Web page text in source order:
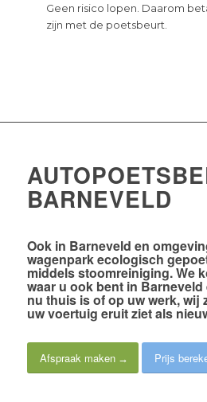
Geen risico lopen. Daarom
zijn met de poetsbeurt.
BARNEVELD
Ook in Barneveld en
wagenparkecologisch
middelsstoomreiniging. We
waar u ook bent in
nu thuis is of op uw werk,wij
uw voertuig eruit ziet als
Afspraak maken Prijs